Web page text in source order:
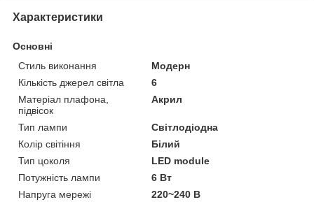
Характеристики
Основні
Стиль виконання
Модерн
Кількість джерел світла
6
Матеріал плафона,
підвісок
Акрил
Тип лампи
Світлодіодна
Колір світіння
Білий
Тип цоколя
LED module
Потужність лампи
6 Вт
Напруга мережі
220~240 В